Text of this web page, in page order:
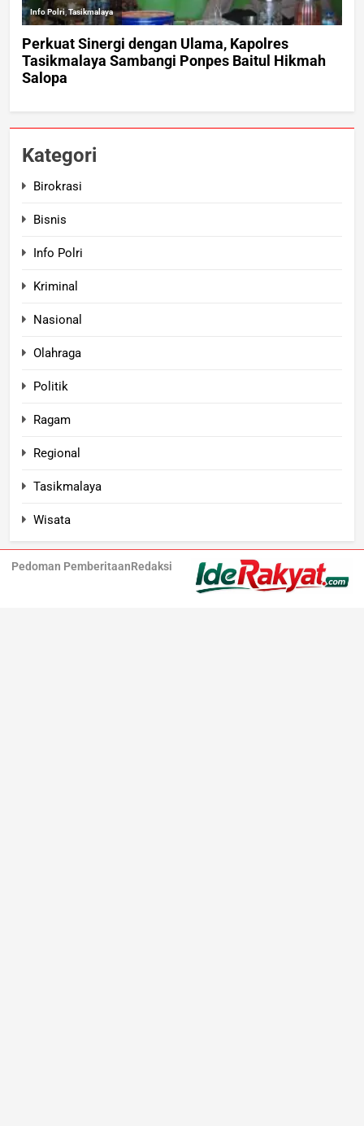
Kategori
Birokrasi
Bisnis
Info Polri
Kriminal
Nasional
Olahraga
Politik
Ragam
Regional
Tasikmalaya
Wisata
Pedoman PemberitaanRedaksi